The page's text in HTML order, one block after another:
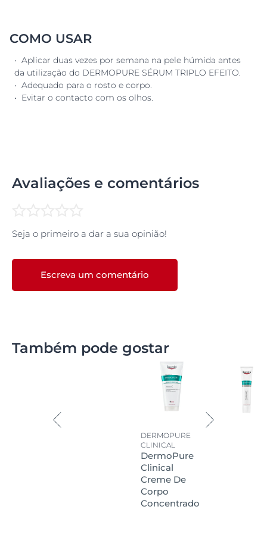
COMO USAR
• Aplicar duas vezes por semana na pele húmida antes
da utilização do DERMOPURE SÉRUM TRIPLO EFEITO.
• Adequado para o rosto e corpo.
• Evitar o contacto com os olhos.
Avaliações e comentários
Seja o primeiro a dar a sua opinião!
Escreva um comentário
Também pode gostar
DERMOPURE
CLINICAL
DermoPure
Clinical
Creme De
Corpo
Concentrado